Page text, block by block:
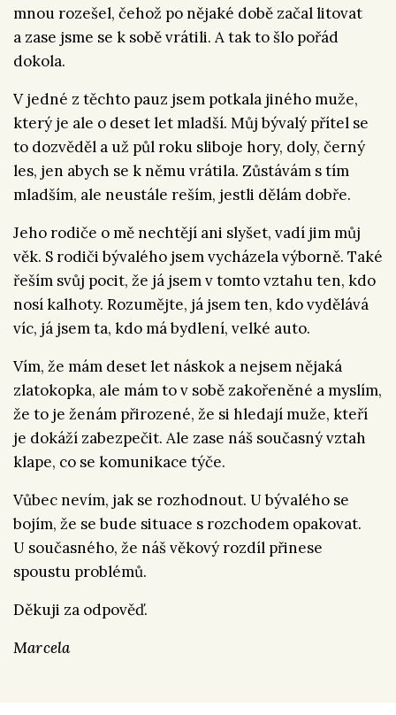
mnou rozešel, čehož po nějaké době začal litovat
a zase jsme se k sobě vrátili. A tak to šlo pořád
dokola.
V jedné z těchto pauz jsem potkala jiného muže,
který je ale o deset let mladší. Můj bývalý přítel se
to dozvěděl a už půl roku sliboje hory, doly, černý
les, jen abych se k němu vrátila. Zůstávám s tím
mladším, ale neustále reším, jestli dělám dobře.
Jeho rodiče o mě nechtějí ani slyšet, vadí jim můj
věk. S rodiči bývalého jsem vycházela výborně. Také
řeším svůj pocit, že já jsem v tomto vztahu ten, kdo
nosí kalhoty. Rozumějte, já jsem ten, kdo vydělává
víc, já jsem ta, kdo má bydlení, velké auto.
Vím, že mám deset let náskok a nejsem nějaká
zlatokopka, ale mám to v sobě zakořeněné a myslím,
že to je ženám přirozené, že si hledají muže, kteří
je dokáží zabezpečit. Ale zase náš současný vztah
klape, co se komunikace týče.
Vůbec nevím, jak se rozhodnout. U bývalého se
bojím, že se bude situace s rozchodem opakovat.
U současného, že náš věkový rozdíl přinese
spoustu problémů.
Děkuji za odpověď.
Marcela